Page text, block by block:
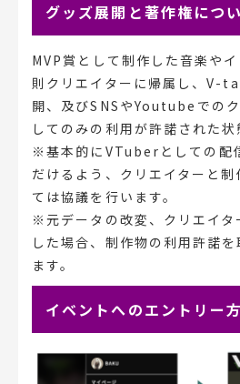
グッズ展開と著作権につ
MVP賞として制作した音楽や
則クリエイターに帰属し、V-
開、及びSNSやYoutubeでの
してのみの利用が許諾された状
※基本的にVTuberとしての配
だけるよう、クリエイターと
ては協議を行います。
※元データの改変、クリエイタ
した場合、制作物の利用許諾
ます。
イベントへのエントリー